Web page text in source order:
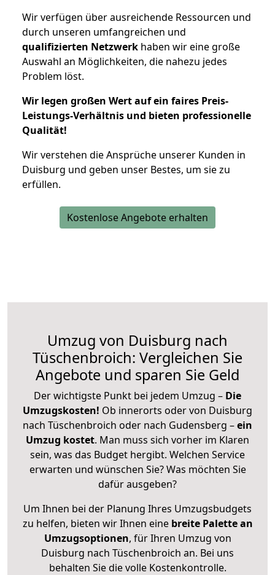
Wir verfügen über ausreichende Ressourcen und
durch unseren umfangreichen und
qualifizierten Netzwerk haben wir eine große
Auswahl an Möglichkeiten, die nahezu jedes
Problem löst.
Wir legen großen Wert auf ein faires Preis-
Leistungs-Verhältnis und bieten professionelle
Qualität!
Wir verstehen die Ansprüche unserer Kunden in
Duisburg und geben unser Bestes, um sie zu
erfüllen.
Kostenlose Angebote erhalten
Umzug von Duisburg nach
Tüschenbroich: Vergleichen Sie
Angebote und sparen Sie Geld
Der wichtigste Punkt bei jedem Umzug – Die
Umzugskosten! Ob innerorts oder von Duisburg
nach Tüschenbroich oder nach Gudensberg –ein
Umzug kostet. Man muss sich vorher im Klaren
sein, was das Budget hergibt. Welchen Service
erwarten und wünschen Sie? Was möchten Sie
dafür ausgeben?
Um Ihnen bei der Planung Ihres Umzugsbudgets
zu helfen, bieten wir Ihnen eine breite Palette an
Umzugsoptionen, für Ihren Umzug von
Duisburg nach Tüschenbroich an. Bei uns
behalten Sie die volle Kostenkontrolle.